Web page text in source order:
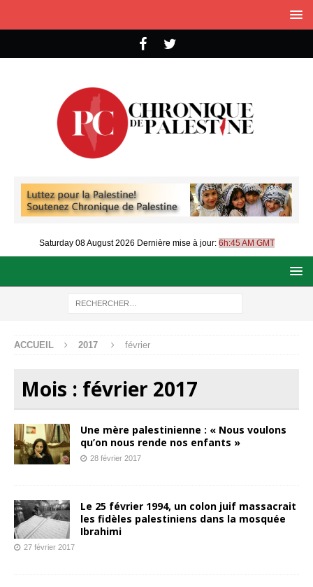
Saturday 08 August 2026 Dernière mise à jour: 6h:45 AM GMT
ACCUEIL 2017 février
Mois : février 2017
Une mère palestinienne : « Nous voulons
qu’on nous rende nos enfants »
28 février 2017
Le 25 février 1994, un colon juif massacrait
les fidèles palestiniens dans la mosquée
Ibrahimi
27 février 2017